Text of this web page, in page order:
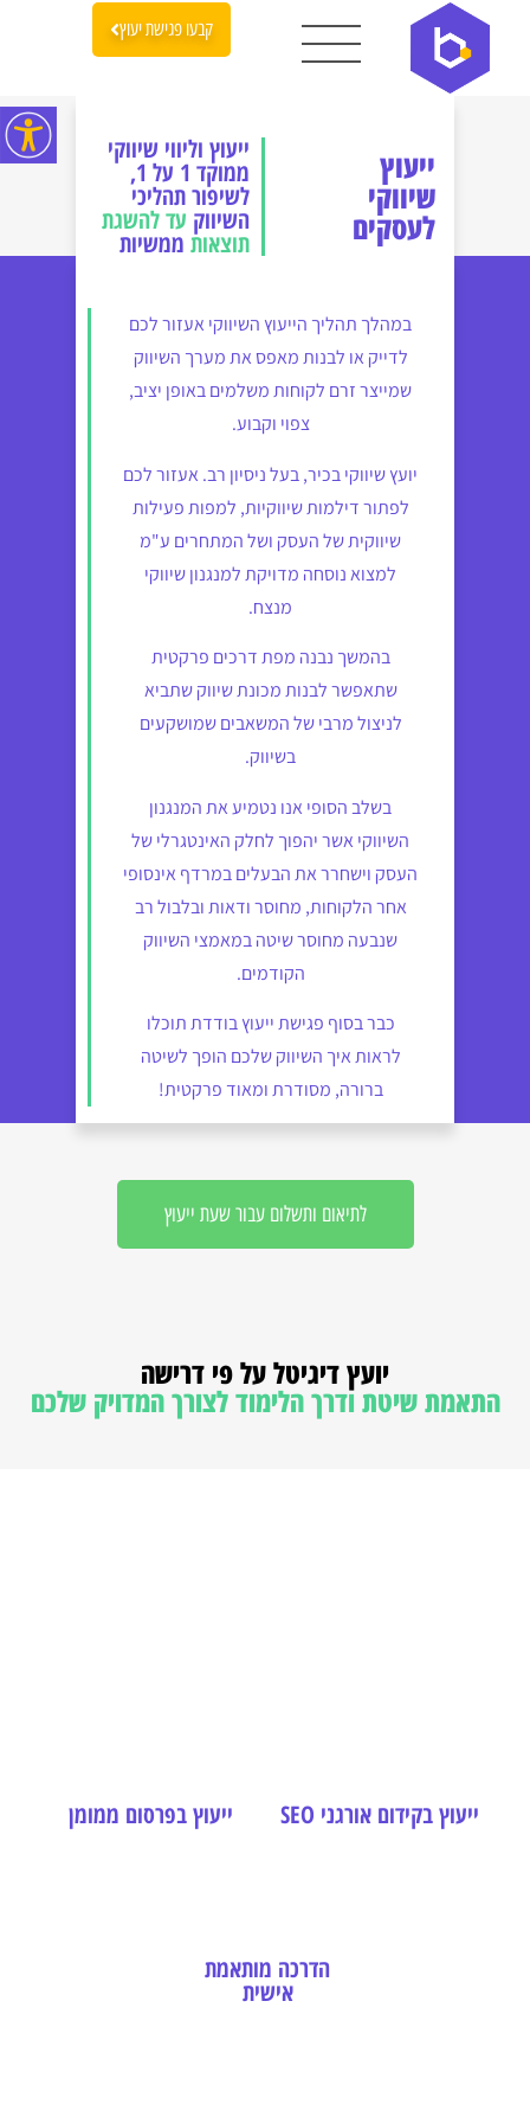
קבעו פגישת יעוץ
ייעוץ
שיווקי
לעסקים
ייעוץ וליווי שיווקי
ממוקד 1 על 1,
לשיפור תהליכי
השיווק עד להשגת
תוצאות ממשיות
במהלך תהליך הייעוץ השיווקי אעזור לכם
לדייק או לבנות מאפס את מערך השיווק
שמייצר זרם לקוחות משלמים באופן יציב,
צפוי וקבוע.
יועץ שיווקי בכיר, בעל ניסיון רב. אעזור לכם
לפתור דילמות שיווקיות, למפות פעילות
שיווקית של העסק ושל המתחרים ע"מ
למצוא נוסחה מדויקת למנגנון שיווקי
מנצח.
בהמשך נבנה מפת דרכים פרקטית
שתאפשר לבנות מכונת שיווק שתביא
לניצול מרבי של המשאבים שמושקעים
בשיווק.
בשלב הסופי אנו נטמיע את המנגנון
השיווקי אשר יהפוך לחלק האינטגרלי של
העסק וישחרר את הבעלים במרדף אינסופי
אחר הלקוחות, מחוסר ודאות ובלבול רב
שנבעה מחוסר שיטה במאמצי השיווק
הקודמים.
כבר בסוף פגישת ייעוץ בודדת תוכלו
לראות איך השיווק שלכם הופך לשיטה
ברורה, מסודרת ומאוד פרקטית!
לתיאום ותשלום עבור שעת ייעוץ
יועץ דיגיטל על פי דרישה
התאמת שיטת ודרך הלימוד לצורך המדויק שלכם
ייעוץ בקידום אורגני SEO ייעוץ בפרסום ממומן
הדרכה מותאמת
אישית